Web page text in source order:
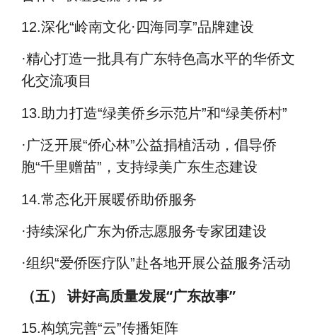
12.深化“岭南文化· 四海同享”品牌建设
·精心打造一批具有广东特色高水平的华侨文
化交流项目
13. 助力打造“绿美侨乡示范片”和“绿美侨村”
·广泛开展“侨心林”公益捐植活动，倡导侨
胞“千里赠苗” ，支持绿美广东生态建设
14.常态化开展暖侨助侨服务
·持续深化广东为侨志愿服务专家团建设
·组织“爱侨医疗队”赴各地开展公益服务活动
（五） 讲好高质量发展“广东故事”
15.构筑完善“云”传播矩阵